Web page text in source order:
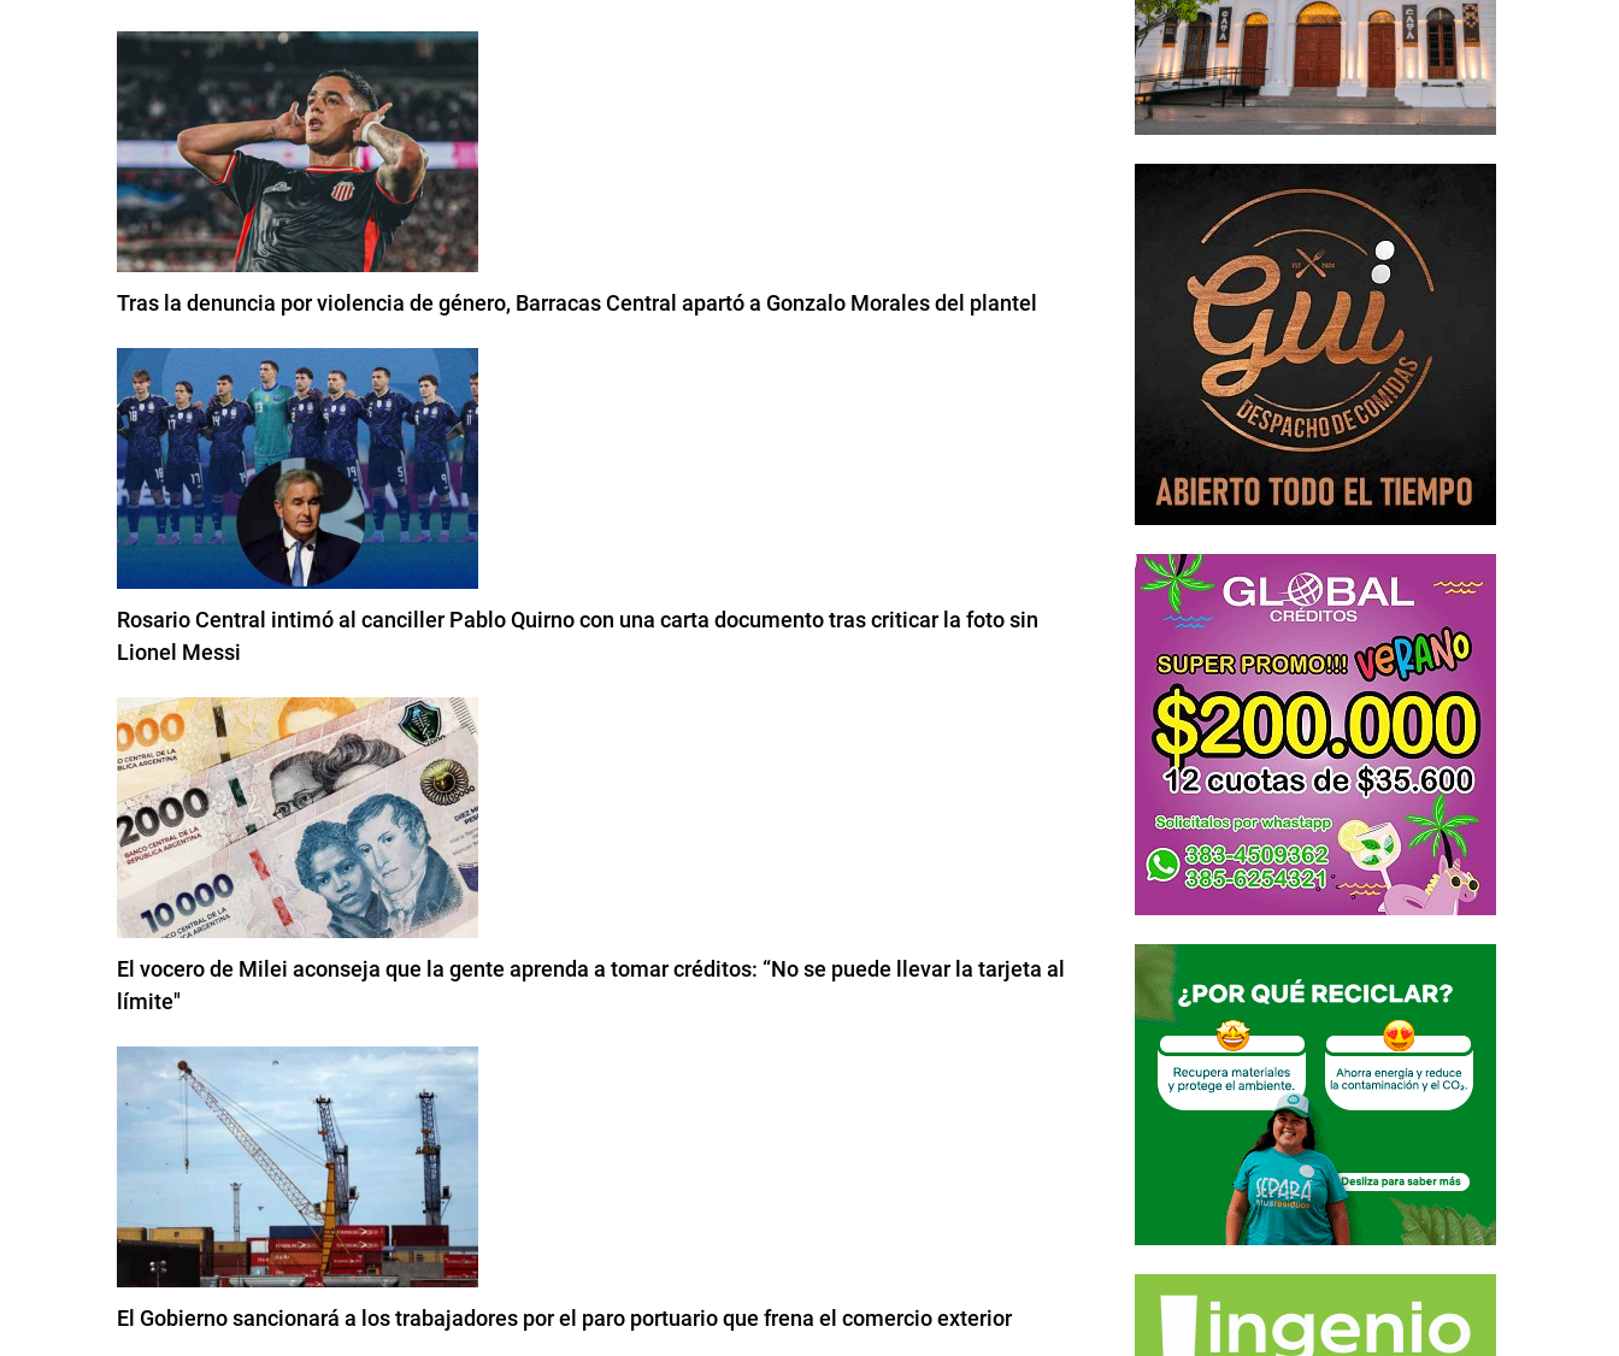
Tras la denuncia por violencia de género, Barracas Central apartó a Gonzalo Morales del plantel
Rosario Central intimó al canciller Pablo Quirno con una carta documento tras criticar la foto sin
Lionel Messi
El vocero de Milei aconseja que la gente aprenda a tomar créditos: “No se puede llevar la tarjeta al
límite"
El Gobierno sancionará a los trabajadores por el paro portuario que frena el comercio exterior